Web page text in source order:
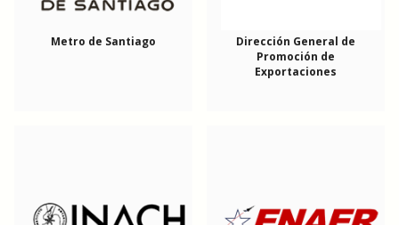
Metro de Santiago
Dirección General de
Promoción de
Exportaciones